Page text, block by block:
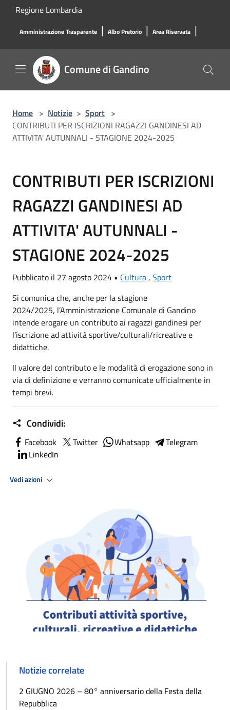
Salta al contenuto principale
Regione Lombardia
Amministrazione Trasparente | Albo Pretorio | Area Riservata |
Comune di Gandino
Home > Notizie > Sport >
CONTRIBUTI PER ISCRIZIONI RAGAZZI GANDINESI AD
ATTIVITA' AUTUNNALI - STAGIONE 2024-2025
CONTRIBUTI PER ISCRIZIONI
RAGAZZI GANDINESI AD
ATTIVITA' AUTUNNALI -
STAGIONE 2024-2025
Pubblicato il 27 agosto 2024 • Cultura, Sport
Si comunica che, anche per la stagione
2024/2025, l’Amministrazione Comunale di Gandino
intende erogare un contributo ai ragazzi gandinesi per
l’iscrizione ad attività sportive/culturali/ricreative e
didattiche.
Il valore del contributo e le modalità di erogazione sono in
via di definizione e verranno comunicate ufficialmente in
tempi brevi.
Condividi:
Facebook Twitter Whatsapp
Telegram
LinkedIn
Vedi azioni
Notizie correlate
2 GIUGNO 2026 – 80° anniversario della Festa della
Repubblica